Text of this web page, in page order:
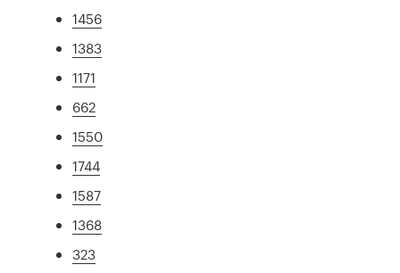
1456
1383
1171
662
1550
1744
1587
1368
323